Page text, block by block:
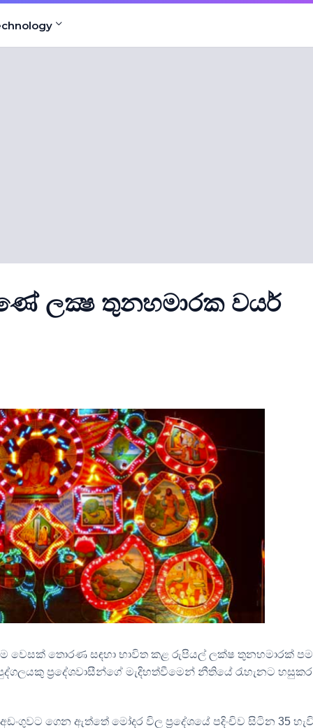
ලක්‍ෂ තුනහමාරක වයර්
වෙසක් තොරණ සඳහා භාවිත කළ රුපියල් ලක්ෂ තුනහමාරක්
ප්‍රදේශවාසීන්ගේ මැදිහත්වීමෙන් නීතියේ රැහැනට හසුකර
ගෙන ඇත්තේ මෝදර විල ප්‍රදේශයේ පදිංචිව සිටින35